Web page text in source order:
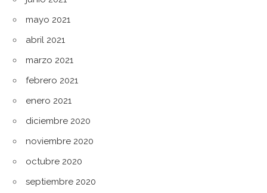
mayo 2021
abril 2021
marzo 2021
febrero 2021
enero 2021
diciembre 2020
noviembre 2020
octubre 2020
septiembre 2020